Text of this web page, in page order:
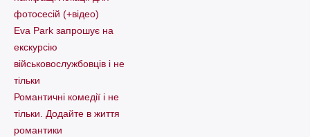
фотосесій (+відео)
Eva Park запрошує на
екскурсію
військовослужбовців і не
тільки
Романтичні комедії і не
тільки. Додайте в життя
романтики